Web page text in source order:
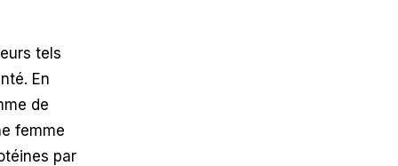
tels
En
de
femme
par